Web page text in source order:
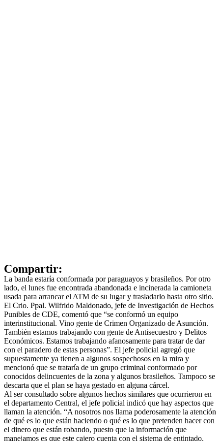
Compartir:
La banda estaría conformada por paraguayos y brasileños. Por otro
lado, el lunes fue encontrada abandonada e incinerada la camioneta
usada para arrancar el ATM de su lugar y trasladarlo hasta otro sitio.
El Crio. Ppal. Wilfrido Maldonado, jefe de Investigación de Hechos
Punibles de CDE, comentó que “se conformó un equipo
interinstitucional. Vino gente de Crimen Organizado de Asunción.
También estamos trabajando con gente de Antisecuestro y Delitos
Económicos. Estamos trabajando afanosamente para tratar de dar
con el paradero de estas personas”. El jefe policial agregó que
supuestamente ya tienen a algunos sospechosos en la mira y
mencionó que se trataría de un grupo criminal conformado por
conocidos delincuentes de la zona y algunos brasileños. Tampoco se
descarta que el plan se haya gestado en alguna cárcel.
Al ser consultado sobre algunos hechos similares que ocurrieron en
el departamento Central, el jefe policial indicó que hay aspectos que
llaman la atención. “A nosotros nos llama poderosamente la atención
de qué es lo que están haciendo o qué es lo que pretenden hacer con
el dinero que están robando, puesto que la información que
manejamos es que este cajero cuenta con el sistema de entintado.